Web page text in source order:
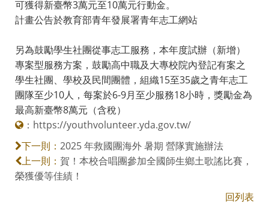
可獲得新臺幣3萬元至10萬元行動金。
計畫公告於教育部青年發展署青年志工網站
另為鼓勵學生社團從事志工服務，本年度試辦（新增）
專案型服務方案，鼓勵高中職及大專校院內登記有案之
學生社團、學校及民間團體，組織15至35歲之青年志工
團隊至少10人，每案於6-9月至少服務18小時，獎勵金為
最高新臺幣8萬元（含稅）
： https://youthvolunteer.yda.gov.tw/
下一則： 2025 年救國團海外 暑期 營隊實施辦法
上一則： 賀！本校合唱團參加全國師生鄉土歌謠比賽，
榮獲優等佳績！
回列表